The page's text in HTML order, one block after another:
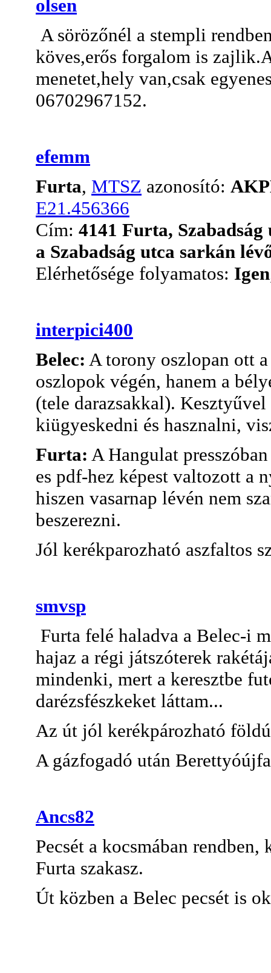
olsen
A sörözőnél a stempli
köves,erős forgalom is
menetet,hely van,csak
06702967152.
efemm
Furta, MTSZ azonosító:
E21.456366
Cím: 4141 Furta, Szabadság
a Szabadság utca sarkán
Elérhetősége folyamatos: Igen
interpici400
Belec: A torony oszlopan ott
oszlopok végén, hanem a
(tele darazsakkal).
kiügyeskedni és hasznalni,
Furta: A Hangulat
es pdf-hez képest valtozott a
hiszen vasarnap lévén nem
beszerezni.
Jól kerékparozható aszfaltos
smvsp
Furta felé haladva a Belec-i
hajaz a régi játszóterek
mindenki, mert a keresztbe
darézsfészkeket láttam...
Az út jól kerékpározható
A gázfogadó után
Ancs82
Pecsét a kocsmában
Furta szakasz.
Út közben a Belec pecsét is